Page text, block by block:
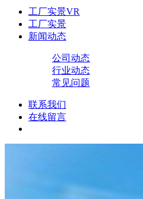
工厂实景VR
工厂实景
新闻动态
公司动态
行业动态
常见问题
联系我们
在线留言